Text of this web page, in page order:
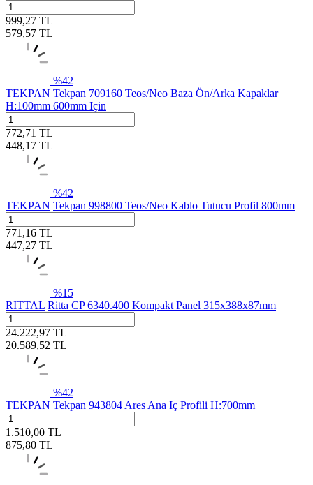
999,27 TL
579,57 TL
%42
TEKPAN Tekpan 709160 Teos/Neo Baza Ön/Arka Kapaklar
H:100mm 600mm Için
772,71 TL
448,17 TL
%42
TEKPAN Tekpan 998800 Teos/Neo Kablo Tutucu Profil 800mm
771,16 TL
447,27 TL
%15
RITTAL Ritta CP 6340.400 Kompakt Panel 315x388x87mm
24.222,97 TL
20.589,52 TL
%42
TEKPAN Tekpan 943804 Ares Ana Iç Profili H:700mm
1.510,00 TL
875,80 TL